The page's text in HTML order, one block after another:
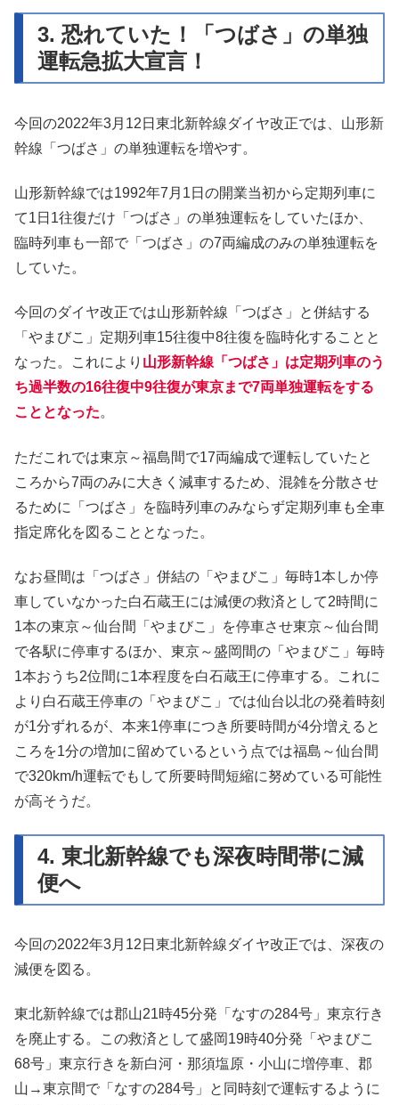
3. 恐れていた！「つばさ」の単独
運転急拡大宣言！
今回の2022年3月12日東北新幹線ダイヤ改正では、山形新
幹線「つばさ」の単独運転を増やす。
山形新幹線では1992年7月1日の開業当初から定期列車に
て1日1往復だけ「つばさ」の単独運転をしていたほか、
臨時列車も一部で「つばさ」の7両編成のみの単独運転を
していた。
今回のダイヤ改正では山形新幹線「つばさ」と併結する
「やまびこ」定期列車15往復中8往復を臨時化することと
なった。これにより 山形新幹線「つばさ」は定期列車のう
ち過半数の16往復中9往復が東京まで7両単独運転をする
こととなった。
ただこれでは東京～福島間で17両編成で運転していたと
ころから7両のみに大きく減車するため、混雑を分散させ
るために「つばさ」を臨時列車のみならず定期列車も全車
指定席化を図ることとなった。
なお昼間は「つばさ」併結の「やまびこ」毎時1本しか停
車していなかった白石蔵王には減便の救済として2時間に
1本の東京～仙台間「やまびこ」を停車させ東京～仙台間
で各駅に停車するほか、東京～盛岡間の「やまびこ」毎時
1本おうち2位間に1本程度を白石蔵王に停車する。これに
より白石蔵王停車の「やまびこ」では仙台以北の発着時刻
が1分ずれるが、本来1停車につき所要時間が4分増えると
ころを1分の増加に留めているという点では福島～仙台間
で320km/h運転でもして所要時間短縮に努めている可能性
が高そうだ。
4. 東北新幹線でも深夜時間帯に減
便へ
今回の2022年3月12日東北新幹線ダイヤ改正では、深夜の
減便を図る。
東北新幹線では郡山21時45分発「なすの284号」東京行き
を廃止する。この救済として盛岡19時40分発「やまびこ
68号」東京行きを新白河・那須塩原・小山に増停車、郡
山→東京間で「なすの284号」と同時刻で運転するように